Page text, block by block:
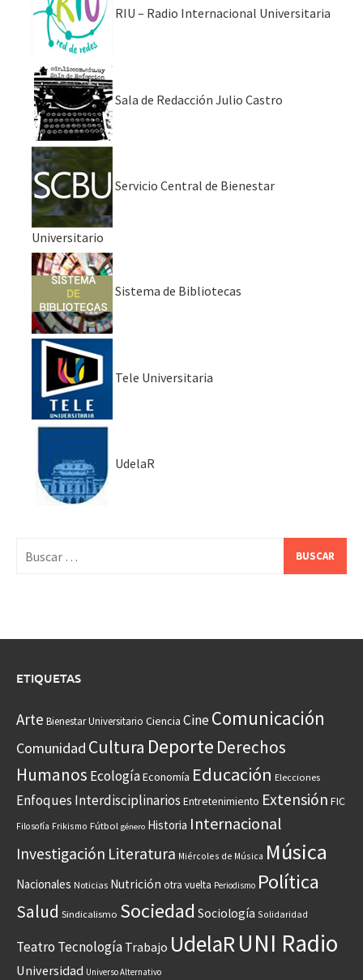
RIU – Radio Internacional Universitaria
Sala de Redacción Julio Castro
Servicio Central de Bienestar
Universitario
Sistema de Bibliotecas
Tele Universitaria
UdelaR
ETIQUETAS
Arte Bienestar Universitario Ciencia CineComunicación
Comunidad Cultura Deporte Derechos
Humanos EcologíaEconomía Educación Elecciones
Enfoques Interdisciplinarios Entretenimiento Extensión FIC
Filosofía Frikismo Fútbol género Historia Internacional
Investigación Literatura Miércoles de Música Música
Nacionales Noticias Nutrición otra vuelta Periodismo Política
Salud Sindicalismo Sociedad Sociología Solidaridad
Teatro Tecnología Trabajo UdelaRUNI Radio
Universidad Universo Alternativo